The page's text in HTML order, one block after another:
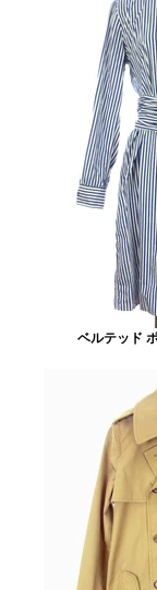
ベルテッド